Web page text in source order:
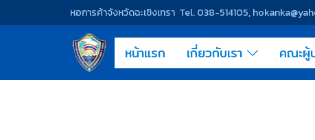
หอการค้าจังหวัดฉะเชิงเทรา Tel. 038-514105,
หน้าแรก เกี่ยวกับเรา คณะผู้